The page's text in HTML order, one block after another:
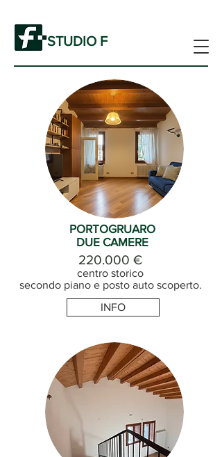
STUDIO F
PORTOGRUARO
DUE CAMERE
220.000 €
centro storico
secondo piano e posto auto scoperto.
INFO